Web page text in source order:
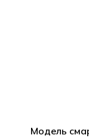
Модель